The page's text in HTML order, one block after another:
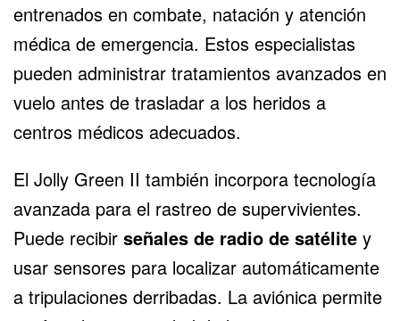
entrenados en combate, natación y atención
médica de emergencia. Estos especialistas
pueden administrar tratamientos avanzados en
vuelo antes de trasladar a los heridos a
centros médicos adecuados.
El Jolly Green II también incorpora tecnología
avanzada para el rastreo de supervivientes.
Puede recibir señales de radio de satélite y
usar sensores para localizar automáticamente
a tripulaciones derribadas. La aviónica permite